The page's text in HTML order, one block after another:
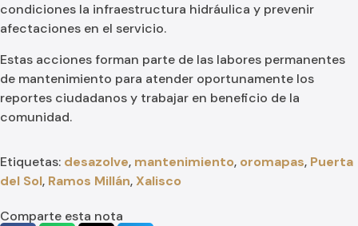
condiciones la infraestructura hidráulica y prevenir
afectaciones en el servicio.
Estas acciones forman parte de las labores permanentes
de mantenimiento para atender oportunamente los
reportes ciudadanos y trabajar en beneficio de la
comunidad.
Etiquetas: desazolve, mantenimiento, oromapas, Puerta
del Sol, Ramos Millán,Xalisco
Comparte esta nota